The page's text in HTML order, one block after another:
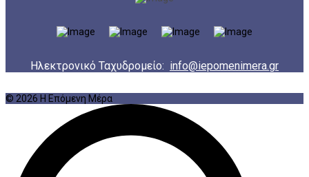
Ηλεκτρονικό Ταχυδρομείο: info@iepomenimera.gr
© 2026 Η Επόμενη Μέρα